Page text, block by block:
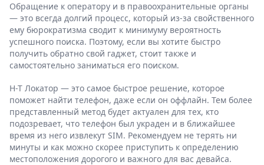
Обращение к оператору и в правоохранительные органы
— это всегда долгий процесс, который из-за свойственного
ему бюрократизма сводит к минимуму вероятность
успешного поиска. Поэтому, если вы хотите быстро
получить обратно свой гаджет, стоит также и
самостоятельно заниматься его поиском.
Н-Т Локатор — это самое быстрое решение, которое
поможет найти телефон, даже если он оффлайн. Тем более
представленный метод будет актуален для тех, кто
подозревает, что телефон был украден и в ближайшее
время из него извлекут SIM. Рекомендуем не терять ни
минуты и как можно скорее приступить к определению
местоположения дорогого и важного для вас девайса.